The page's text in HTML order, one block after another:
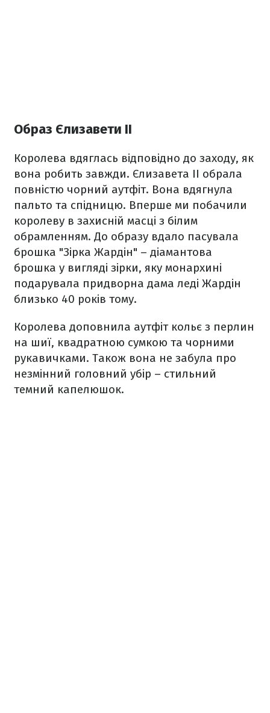
Образ Єлизавети ІІ
Королева вдяглась відповідно до заходу, як
вона робить завжди. Єлизавета ІІ обрала
повністю чорний аутфіт. Вона вдягнула
пальто та спідницю. Вперше ми побачили
королеву в захисній масці з білим
обрамленням. До образу вдало пасувала
брошка "Зірка Жардін" – діамантова
брошка у вигляді зірки, яку монархині
подарувала придворна дама леді Жардін
близько 40 років тому.
Королева доповнила аутфіт кольє з перлин
на шиї, квадратною сумкою та чорними
рукавичками. Також вона не забула про
незмінний головний убір – стильний
темний капелюшок.